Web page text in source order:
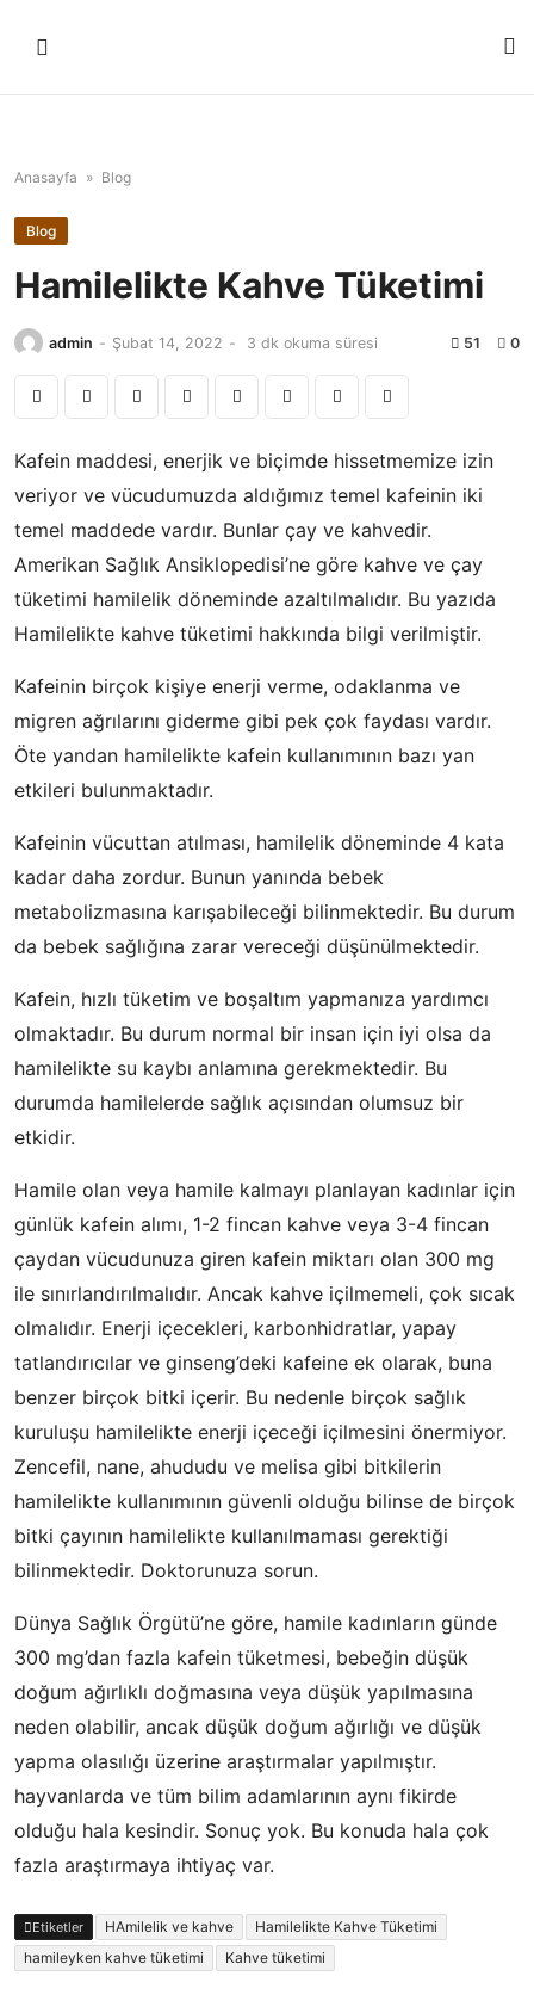
content
Anasayfa » Blog
Blog
Hamilelikte Kahve Tüketimi
admin - Şubat 14, 2022 - 3 dk okuma süresi 51 0
Kafein maddesi, enerjik ve biçimde hissetmemize izin
veriyor ve vücudumuzda aldığımız temel kafeinin iki
temel maddede vardır. Bunlar çay ve kahvedir.
Amerikan Sağlık Ansiklopedisi’ne göre kahve ve çay
tüketimi hamilelik döneminde azaltılmalıdır. Bu yazıda
Hamilelikte kahve tüketimi hakkında bilgi verilmiştir.
Kafeinin birçok kişiye enerji verme, odaklanma ve
migren ağrılarını giderme gibi pek çok faydası vardır.
Öte yandan hamilelikte kafein kullanımının bazı yan
etkileri bulunmaktadır.
Kafeinin vücuttan atılması, hamilelik döneminde 4 kata
kadar daha zordur. Bunun yanında bebek
metabolizmasına karışabileceği bilinmektedir. Bu durum
da bebek sağlığına zarar vereceği düşünülmektedir.
Kafein, hızlı tüketim ve boşaltım yapmanıza yardımcı
olmaktadır. Bu durum normal bir insan için iyi olsa da
hamilelikte su kaybı anlamına gerekmektedir. Bu
durumda hamilelerde sağlık açısından olumsuz bir
etkidir.
Hamile olan veya hamile kalmayı planlayan kadınlar için
günlük kafein alımı, 1-2 fincan kahve veya 3-4 fincan
çaydan vücudunuza giren kafein miktarı olan 300 mg
ile sınırlandırılmalıdır. Ancak kahve içilmemeli, çok sıcak
olmalıdır. Enerji içecekleri, karbonhidratlar, yapay
tatlandırıcılar ve ginseng’deki kafeine ek olarak, buna
benzer birçok bitki içerir. Bu nedenle birçok sağlık
kuruluşu hamilelikte enerji içeceği içilmesini önermiyor.
Zencefil, nane, ahududu ve melisa gibi bitkilerin
hamilelikte kullanımının güvenli olduğu bilinse de birçok
bitki çayının hamilelikte kullanılmaması gerektiği
bilinmektedir. Doktorunuza sorun.
Dünya Sağlık Örgütü’ne göre, hamile kadınların günde
300 mg’dan fazla kafein tüketmesi, bebeğin düşük
doğum ağırlıklı doğmasına veya düşük yapılmasına
neden olabilir, ancak düşük doğum ağırlığı ve düşük
yapma olasılığı üzerine araştırmalar yapılmıştır.
hayvanlarda ve tüm bilim adamlarının aynı fikirde
olduğu hala kesindir. Sonuç yok. Bu konuda hala çok
fazla araştırmaya ihtiyaç var.
Etiketler HAmilelik ve kahve
Hamilelikte Kahve Tüketimi
hamileyken kahve tüketimi
Kahve tüketimi